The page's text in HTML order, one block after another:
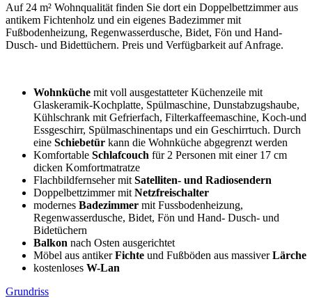
Auf 24 m² Wohnqualität finden Sie dort ein Doppelbettzimmer aus
antikem Fichtenholz und ein eigenes Badezimmer mit
Fußbodenheizung, Regenwasserdusche, Bidet, Fön und Hand-
Dusch- und Bidettüchern. Preis und Verfügbarkeit auf Anfrage.
Wohnküche mit voll ausgestatteter Küchenzeile mit
Glaskeramik-Kochplatte, Spülmaschine, Dunstabzugshaube,
Kühlschrank mit Gefrierfach, Filterkaffeemaschine, Koch-und
Essgeschirr, Spülmaschinentaps und ein Geschirrtuch. Durch
eine Schiebetür kann die Wohnküche abgegrenzt werden
Komfortable Schlafcouch für 2 Personen mit einer 17 cm
dicken Komfortmatratze
Flachbildfernseher mit Satelliten- und Radiosendern
Doppelbettzimmer mit Netzfreischalter
modernes Badezimmer mit Fussbodenheizung,
Regenwasserdusche, Bidet, Fön und Hand- Dusch- und
Bidetüchern
Balkon nach Osten ausgerichtet
Möbel aus antikerFichte und Fußböden aus massiverLärche
kostenloses W-Lan
Grundriss